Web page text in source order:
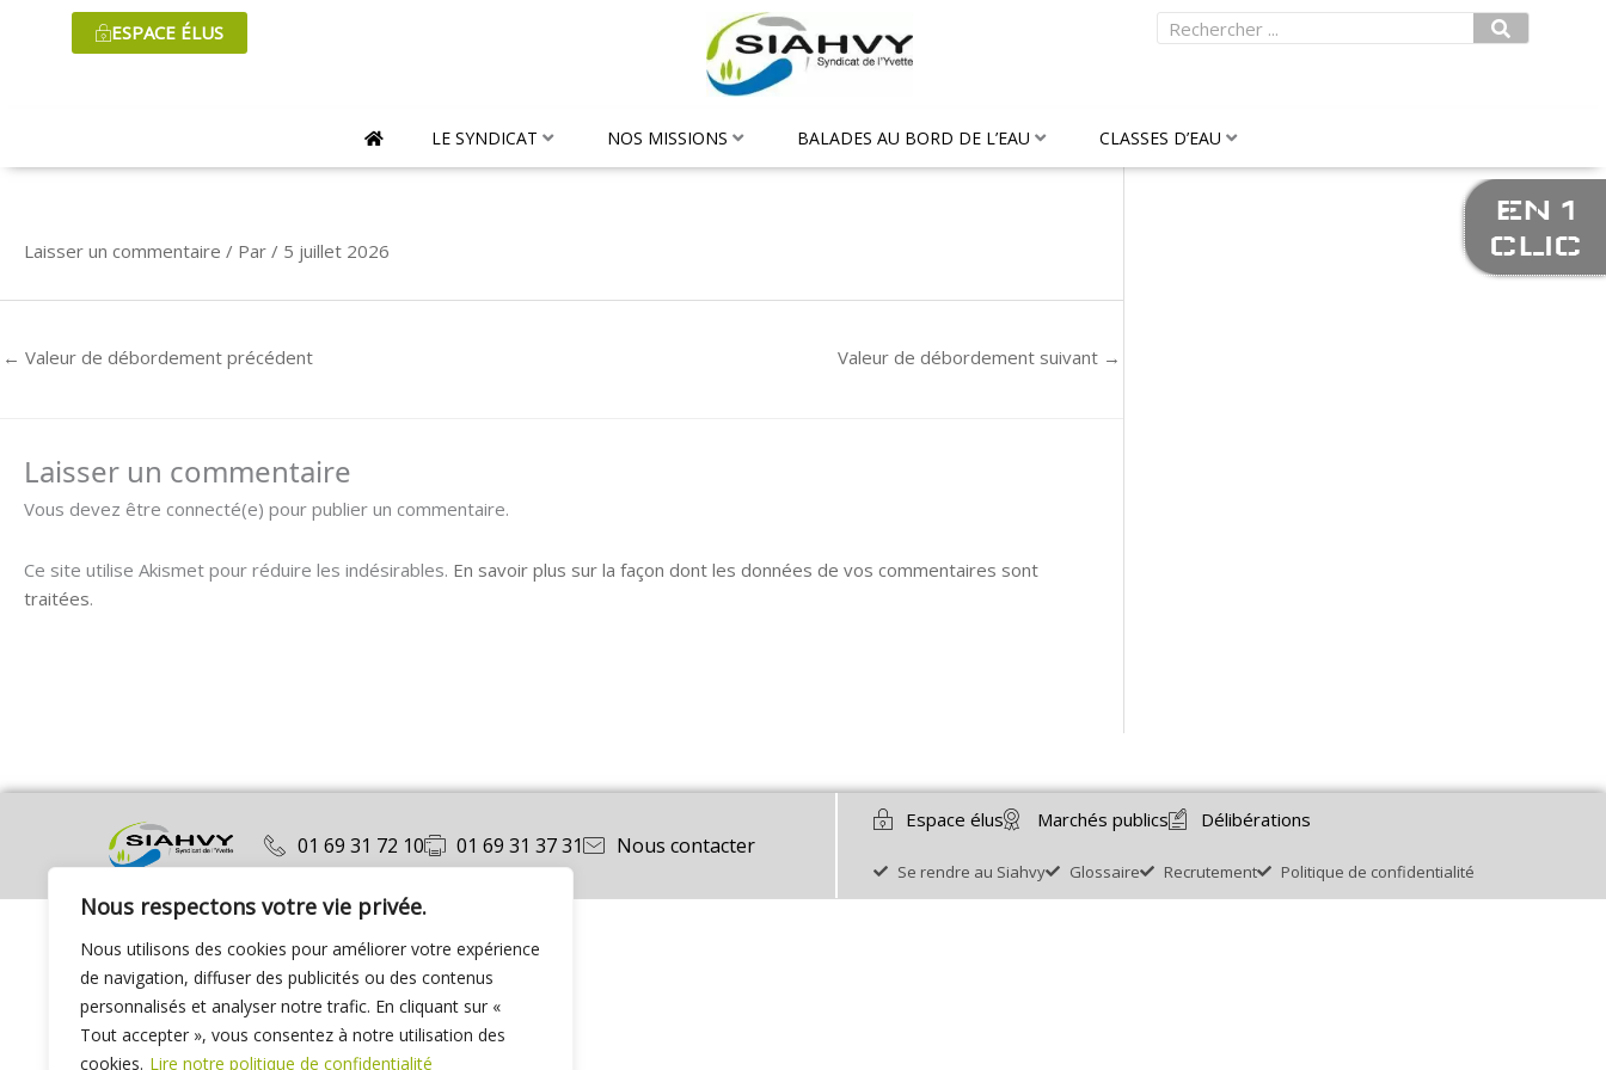
Nous respectons votre vie privée.
Nous utilisons des cookies pour améliorer votre expérience
de navigation, diffuser des publicités ou des contenus
personnalisés et analyser notre trafic. En cliquant sur «
Tout accepter », vous consentez à notre utilisation des
cookies. Lire notre politique de confidentialité
ESPACE ÉLUS Rechercher
LE SYNDICAT NOS MISSIONS BALADES AU BORD DE L’EAU CLASSES D’EAU
Laisser un commentaire / Par / 5 juillet 2026
← Valeur de débordement précédent Valeur de débordement suivant →
Laisser un commentaire
Vous devez être connecté(e) pour publier un commentaire.
Ce site utilise Akismet pour réduire les indésirables. En savoir plus sur la façon dont les données de vos commentaires sont
traitées.
01 69 31 72 10 01 69 31 37 31 Nous contacter
Espace élus Marchés publics Délibérations
Se rendre au Siahvy Glossaire Recrutement Politique de confidentialité
EN 1
CLIC